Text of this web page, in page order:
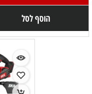
הוסף לסל